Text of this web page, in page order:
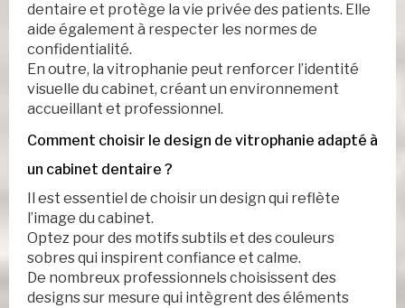
dentaire et protège la vie privée des patients. Elle
aide également à respecter les normes de
confidentialité.
En outre, la vitrophanie peut renforcer l’identité
visuelle du cabinet, créant un environnement
accueillant et professionnel.
Comment choisir le design de vitrophanie adapté à
un cabinet dentaire ?
Il est essentiel de choisir un design qui reflète
l’image du cabinet.
Optez pour des motifs subtils et des couleurs
sobres qui inspirent confiance et calme.
De nombreux professionnels choisissent des
designs sur mesure qui intègrent des éléments